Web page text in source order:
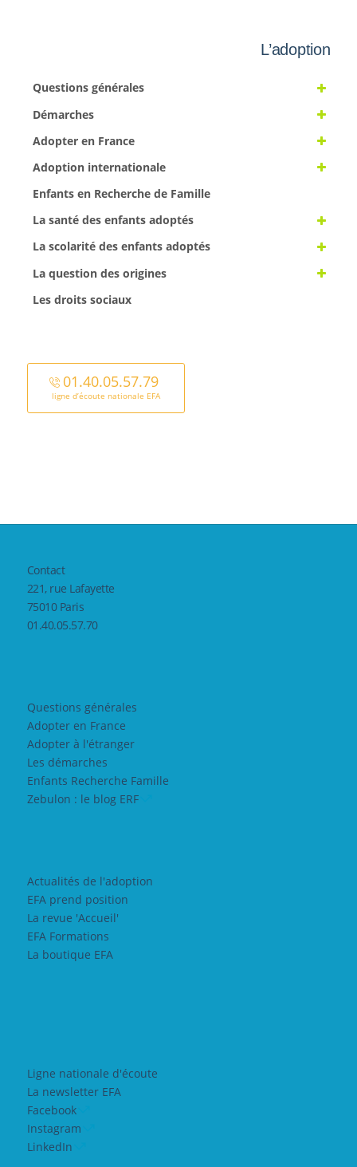
L’adoption
Questions générales
Démarches
Adopter en France
Adoption internationale
Enfants en Recherche de Famille
La santé des enfants adoptés
La scolarité des enfants adoptés
La question des origines
Les droits sociaux
01.40.05.57.79
ligne d’écoute nationale EFA
Contact
221, rue Lafayette
75010 Paris
01.40.05.57.70
Questions générales
Adopter en France
Adopter à l'étranger
Les démarches
Enfants Recherche Famille
Zebulon : le blog ERF
Actualités de l'adoption
EFA prend position
La revue 'Accueil'
EFA Formations
La boutique EFA
Ligne nationale d'écoute
La newsletter EFA
Facebook
Instagram
LinkedIn